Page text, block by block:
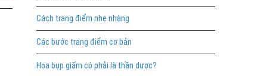
Cách trang điểm nhẹ nhàng
Các bước trang điểm cơ bản
Hoa bụp giấm có phải là thần dược?